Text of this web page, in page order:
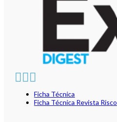
Ficha Técnica
Ficha Técnica Revista Risco